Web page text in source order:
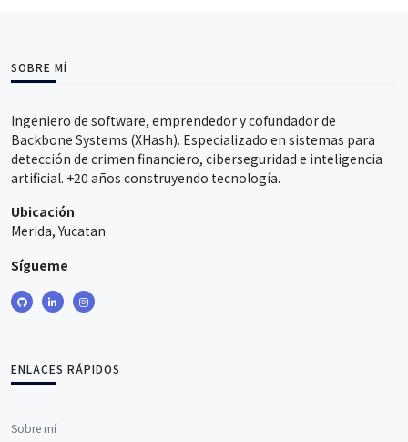
SOBRE MÍ
Ingeniero de software, emprendedor y cofundador de
Backbone Systems (XHash). Especializado en sistemas para
detección de crimen financiero, ciberseguridad e inteligencia
artificial. +20 años construyendo tecnología.
Ubicación
Merida, Yucatan
Sígueme
ENLACES RÁPIDOS
Sobre mí